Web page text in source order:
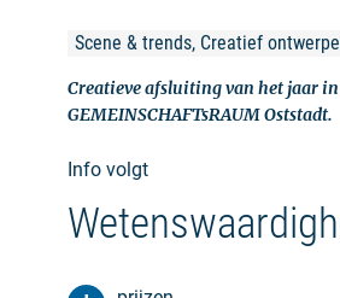
Scene & trends, Creatief
Creatieve afsluiting van het jaar
GEMEINSCHAFTsRAUM Oststadt.
Info volgt